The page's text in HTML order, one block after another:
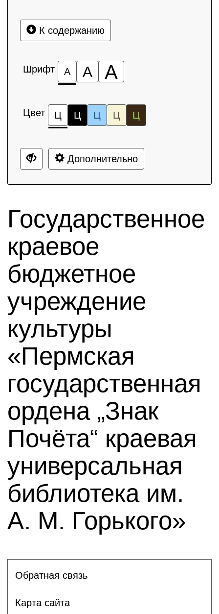
К содержанию
Шрифт А А А
Цвет Ц Ц Ц Ц Ц
Дополнительно
Государственное
краевое
бюджетное
учреждение
культуры
«Пермская
государственная
ордена „Знак
Почёта“ краевая
универсальная
библиотека им.
А. М. Горького»
Обратная связь
Карта сайта